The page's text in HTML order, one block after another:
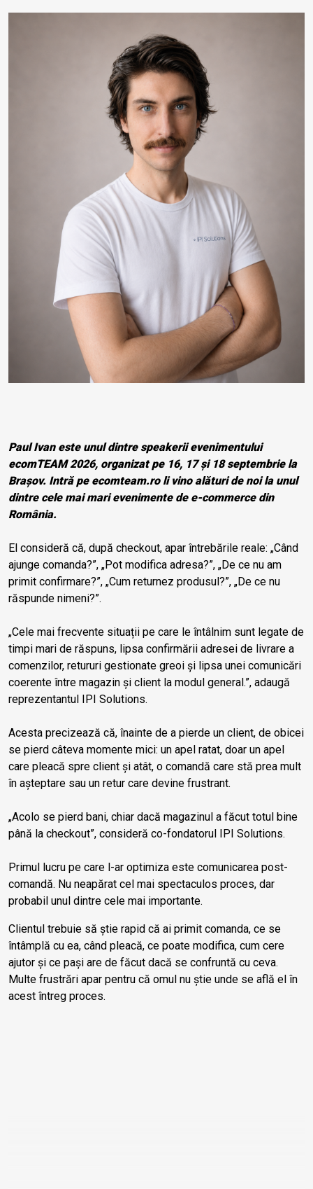
Paul Ivan este unul dintre speakerii evenimentului
ecomTEAM 2026, organizat pe 16, 17 și 18 septembrie la
Brașov. Intră pe ecomteam.roli vino alături de noi la unul
dintre cele mai mari evenimente de e-commerce din
România.
El consideră că, după checkout, apar întrebările reale: „Când
ajunge comanda?”, „Pot modifica adresa?”, „De ce nu am
primit confirmare?”, „Cum returnez produsul?”, „De ce nu
răspunde nimeni?”.
„Cele mai frecvente situații pe care le întâlnim sunt legate de
timpi mari de răspuns, lipsa confirmării adresei de livrare a
comenzilor, retururi gestionate greoi și lipsa unei comunicări
coerente între magazin și client la modul general.”, adaugă
reprezentantul IPI Solutions.
Acesta precizează că, înainte de a pierde un client, de obicei
se pierd câteva momente mici: un apel ratat, doar un apel
care pleacă spre client și atât, o comandă care stă prea mult
în așteptare sau un retur care devine frustrant.
„Acolo se pierd bani, chiar dacă magazinul a făcut totul bine
până la checkout”, consideră co-fondatorul IPI Solutions.
Primul lucru pe care l-ar optimiza este comunicarea post-
comandă. Nu neapărat cel mai spectaculos proces, dar
probabil unul dintre cele mai importante.
Clientul trebuie să știe rapid că ai primit comanda, ce se
întâmplă cu ea, când pleacă, ce poate modifica, cum cere
ajutor și ce pași are de făcut dacă se confruntă cu ceva.
Multe frustrări apar pentru că omul nu știe unde se află el în
acest întreg proces.